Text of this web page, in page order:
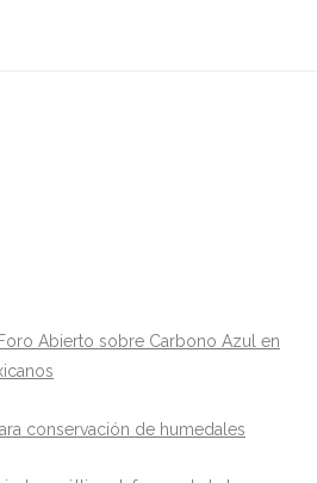
Abierto sobre Carbono Azul en
conservación de humedales